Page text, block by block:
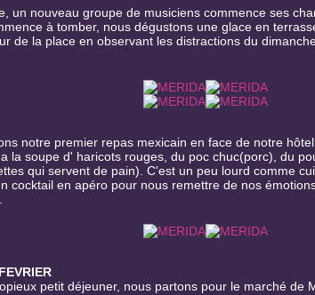
un nouveau groupe de musiciens commence ses
à tomber, nous dégustons une glace en
de la place en observant les distractions du
notre premier repas mexicain en face de notre
la soupe d' haricots rouges, du poc chuc(porc), du
qui servent de pain). C'est un peu lourd comme
cocktail en apéro pour nous remettre de nos
petit déjeuner, nous partons pour le marché de